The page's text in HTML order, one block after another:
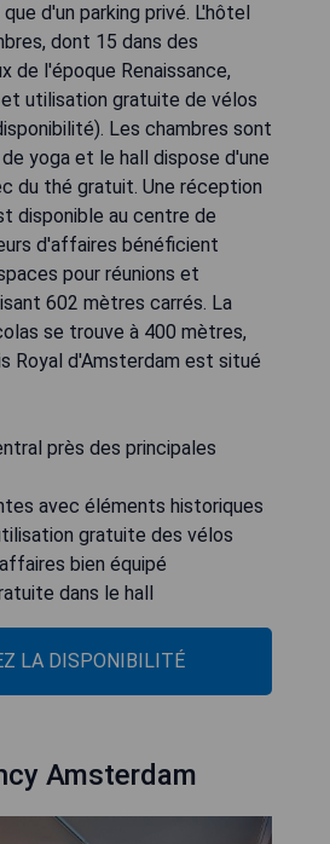
d'un parking privé. L'hôtel
dont 15 dans des
de l'époque Renaissance,
utilisation gratuite de vélos
Les chambres sont
yoga et le hall dispose d'une
du thé gratuit. Une réception
disponible au centre de
d'affaires bénéficient
pour réunions et
602 mètres carrés. La
se trouve à 400 mètres,
Royal d'Amsterdam est situé
près des principales
avec éléments historiques
gratuite des vélos
bien équipé
dans le hall
LA DISPONIBILITÉ
Amsterdam